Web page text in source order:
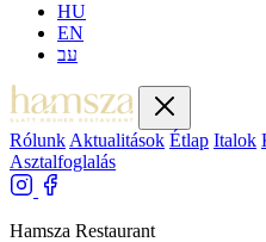
HU
EN
עב
Rólunk Aktualitások Étlap Italok
Asztalfoglalás
Hamsza Restaurant